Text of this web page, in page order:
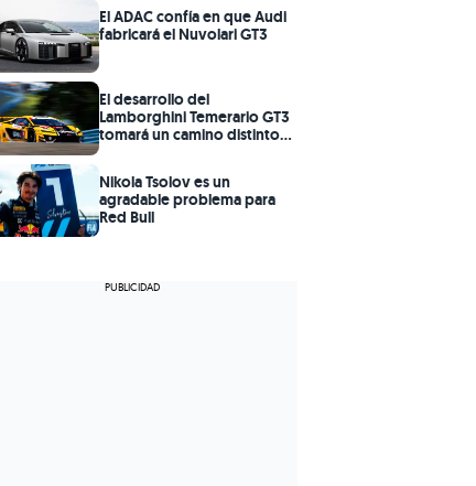
El ADAC confía en que Audi
fabricará el Nuvolari GT3
El desarrollo del
Lamborghini Temerario GT3
tomará un camino distinto
Nikola Tsolov es un
agradable problema para
Red Bull